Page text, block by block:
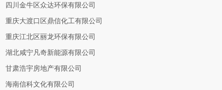
四川金牛区众达环保有限公司
重庆大渡口区鼎信化工有限公司
重庆江北区丽龙环保有限公司
湖北咸宁凡奇新能源有限公司
甘肃浩宇房地产有限公司
海南信科文化有限公司